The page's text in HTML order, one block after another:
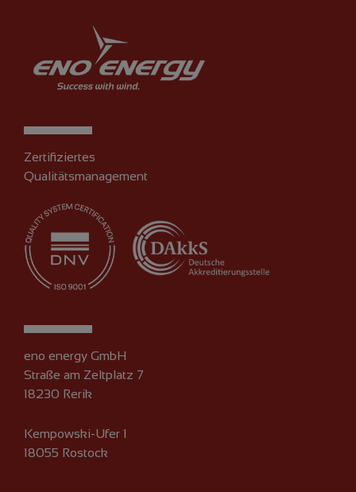
Zertifiziertes
Qualitätsmanagement
eno energy GmbH
Straße am Zeltplatz 7
18230 Rerik
Kempowski-Ufer 1
18055 Rostock